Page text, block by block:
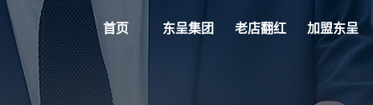
首页 东呈集团 老店翻红 加盟东呈